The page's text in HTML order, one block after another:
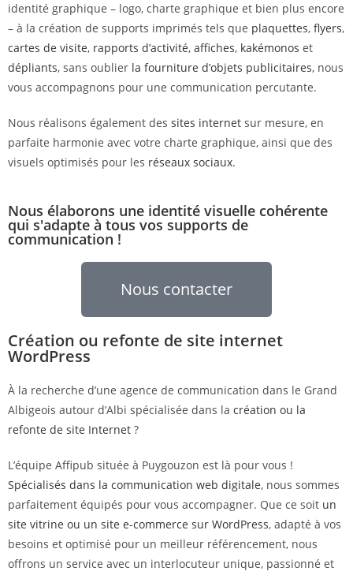
identité graphique – logo, charte graphique et bien plus encore
– à la création de supports imprimés tels que plaquettes, flyers,
cartes de visite, rapports d’activité, affiches, kakémonos et
dépliants, sans oublier la fourniture d’objets publicitaires, nous
vous accompagnons pour une communication percutante.
Nous réalisons également des sites internet sur mesure, en
parfaite harmonie avec votre charte graphique, ainsi que des
visuels optimisés pour les réseaux sociaux.
Nous élaborons une identité visuelle cohérente
qui s'adapte à tous vos supports de
communication !
Nous contacter
Création ou refonte de site internet
WordPress
À la recherche d’une agence de communication dans le Grand
Albigeois autour d’Albi spécialisée dans la création ou la
refonte de site Internet ?
L’équipe Affipub située à Puygouzon est là pour vous !
Spécialisés dans la communication web digitale, nous sommes
parfaitement équipés pour vous accompagner. Que ce soit un
site vitrine ou un site e-commerce sur WordPress, adapté à vos
besoins et optimisé pour un meilleur référencement, nous
offrons un service avec un interlocuteur unique, passionné et